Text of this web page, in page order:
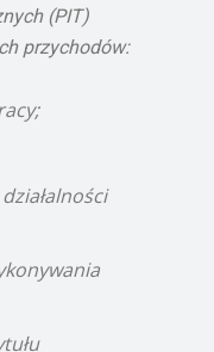
(PIT)
przychodów: